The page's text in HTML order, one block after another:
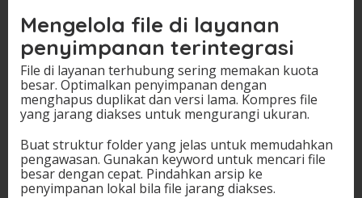
Mengelola file di layanan
penyimpanan terintegrasi
File di layanan terhubung sering memakan kuota
besar. Optimalkan penyimpanan dengan
menghapus duplikat dan versi lama. Kompres file
yang jarang diakses untuk mengurangi ukuran.
Buat struktur folder yang jelas untuk memudahkan
pengawasan. Gunakan keyword untuk mencari file
besar dengan cepat. Pindahkan arsip ke
penyimpanan lokal bila file jarang diakses.